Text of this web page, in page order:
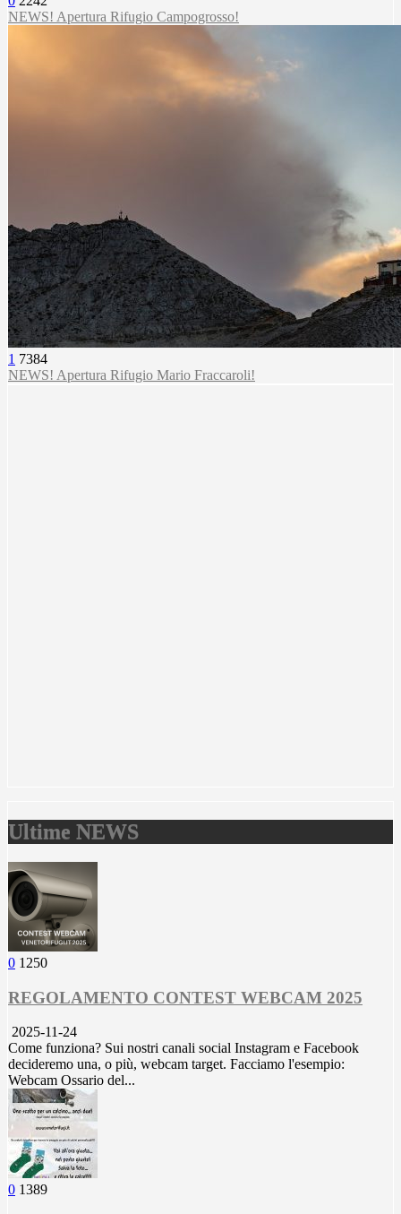
NEWS! Apertura Rifugio Campogrosso!
1 7384
NEWS! Apertura Rifugio Mario Fraccaroli!
Ultime NEWS
0 1250
REGOLAMENTO CONTEST WEBCAM 2025
2025-11-24
Come funziona? Sui nostri canali social Instagram e Facebook
decideremo una, o più, webcam target. Facciamo l'esempio:
Webcam Ossario del...
0 1389